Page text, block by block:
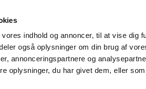
indhold og annoncer, til at vise dig
også oplysninger om din brug af
annonceringspartnere og
oplysninger, du har givet dem, eller
Nyheder Om
Tilskud og
Apoteker